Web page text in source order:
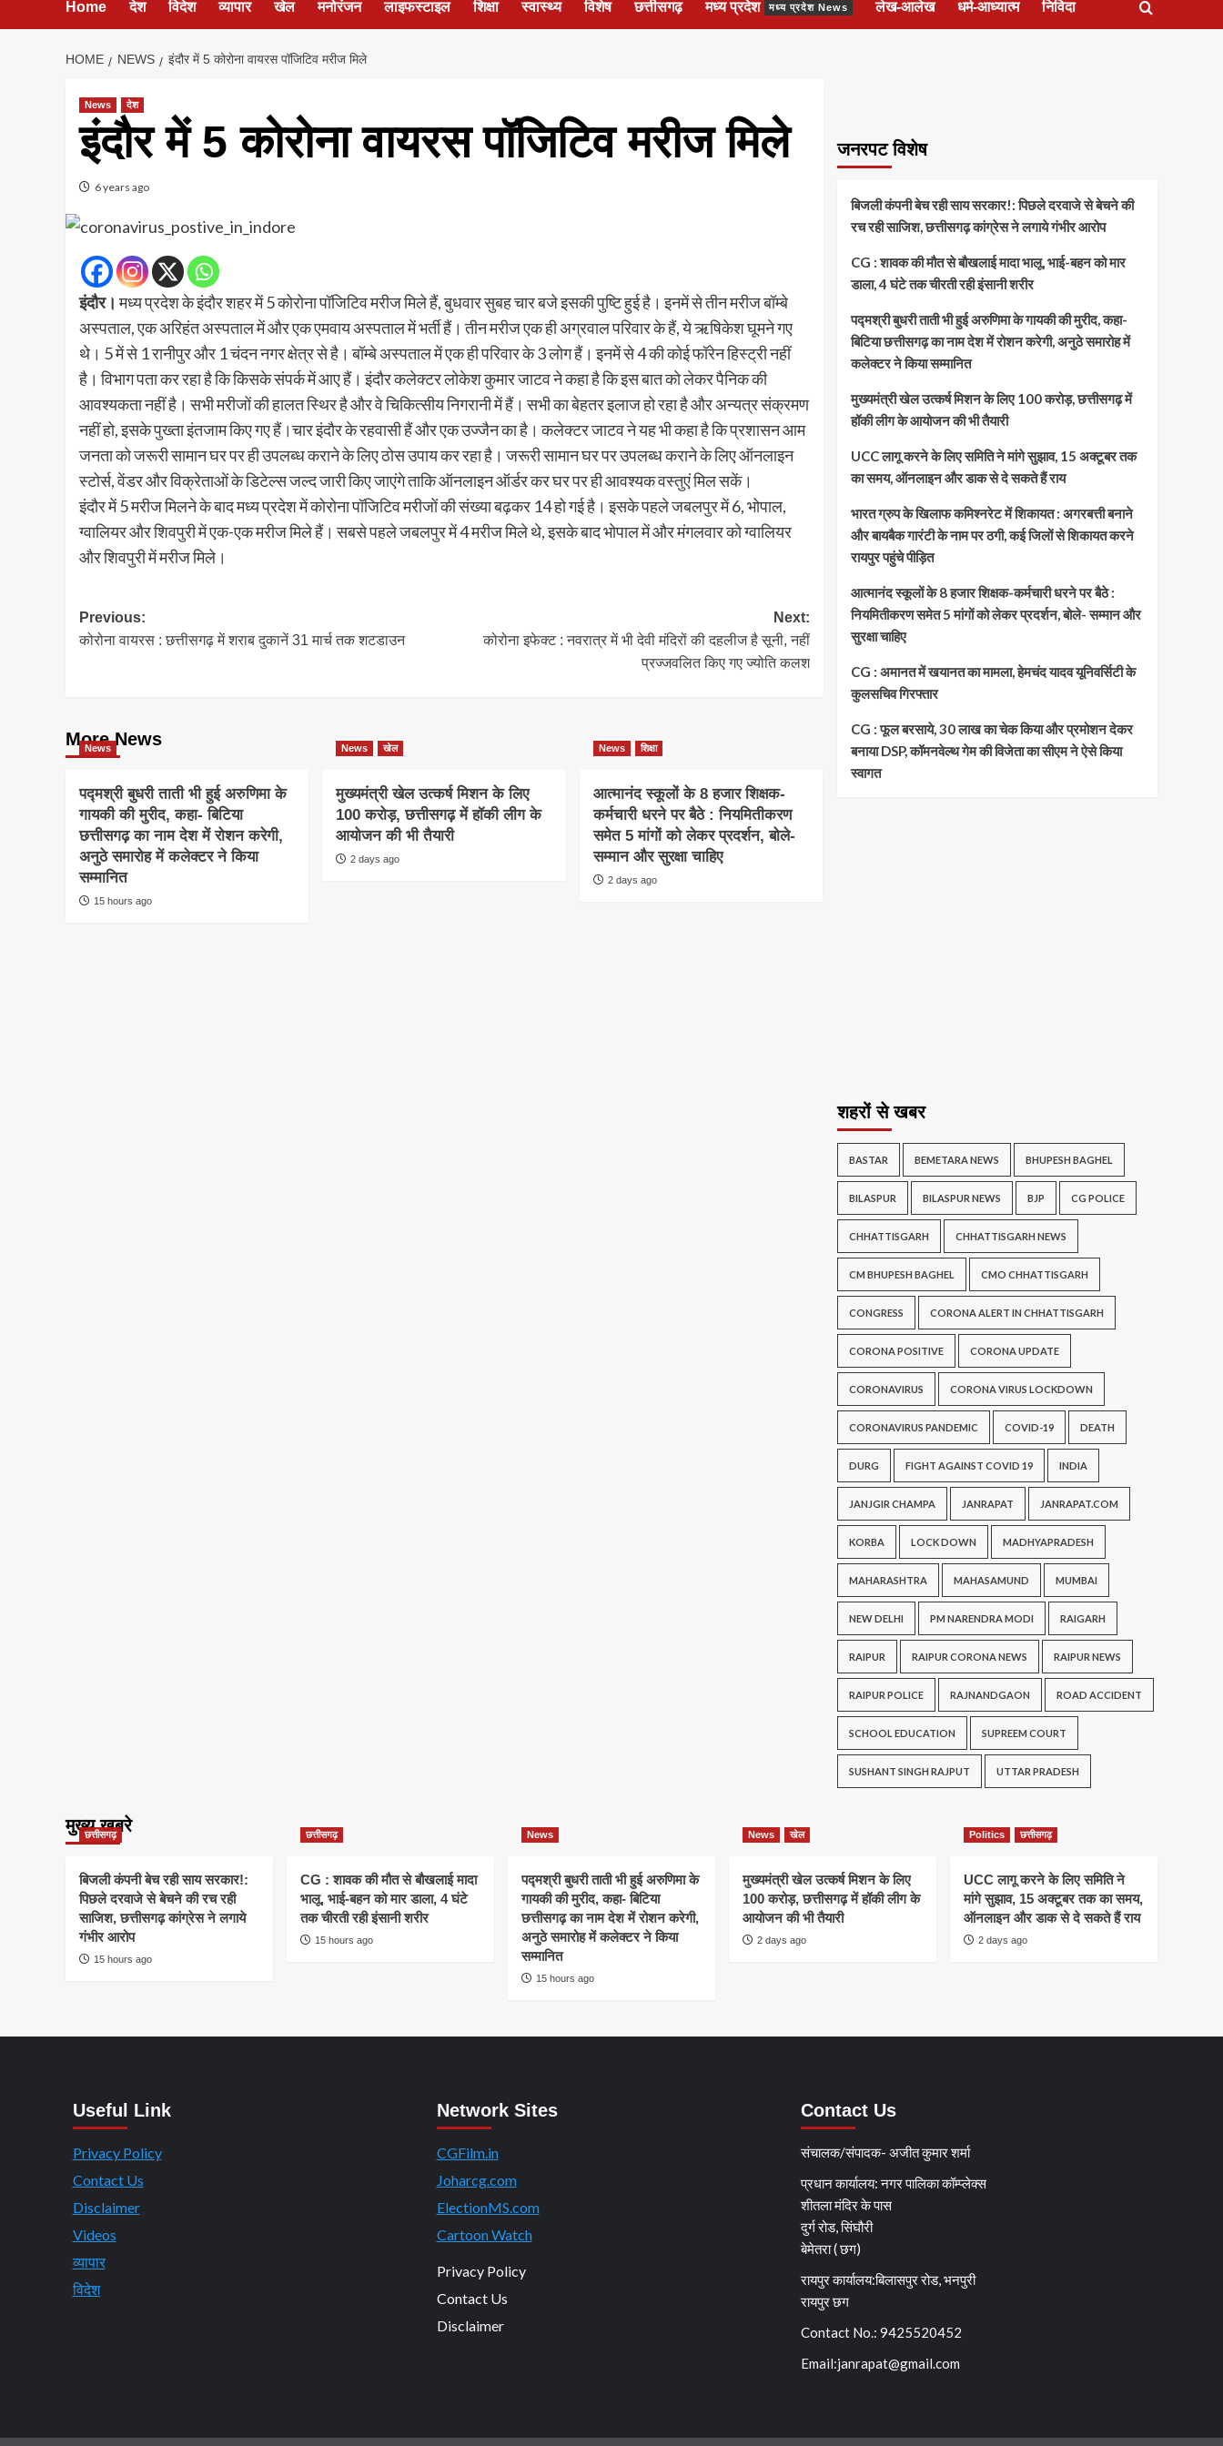
Home देश विदेश व्यापार खेल मनोरंजन लाइफस्टाइल शिक्षा स्वास्थ्य विशेष छत्तीसगढ़ मध्य प्रदेश मध्य प्रदेश News लेख-आलेख धर्म-आध्यात्म निविदा
HOME NEWS इंदौर में 5 कोरोना वायरस पॉजिटिव मरीज मिले
News देश
इंदौर में 5 कोरोना वायरस पॉजिटिव मरीज मिले
6 years ago
इंदौर।मध्य प्रदेश के इंदौर शहर में 5 कोरोना पॉजिटिव मरीज मिले हैं, बुधवार सुबह चार बजे इसकी पुष्टि हुई है। इनमें से तीन मरीज बॉम्बे
अस्पताल, एक अरिहंत अस्पताल में और एक एमवाय अस्पताल में भर्ती हैं। तीन मरीज एक ही अग्रवाल परिवार के हैं, ये ऋषिकेश घूमने गए
थे। 5 में से 1 रानीपुर और 1 चंदन नगर क्षेत्र से है। बॉम्बे अस्पताल में एक ही परिवार के 3 लोग हैं। इनमें से 4 की कोई फॉरेन हिस्ट्री नहीं
है। विभाग पता कर रहा है कि किसके संपर्क में आए हैं। इंदौर कलेक्टर लोकेश कुमार जाटव ने कहा है कि इस बात को लेकर पैनिक की
आवश्यकता नहीं है। सभी मरीजों की हालत स्थिर है और वे चिकित्सीय निगरानी में हैं। सभी का बेहतर इलाज हो रहा है और अन्यत्र संक्रमण
नहीं हो, इसके पुख्ता इंतजाम किए गए हैं।चार इंदौर के रहवासी हैं और एक उज्जैन का है। कलेक्टर जाटव ने यह भी कहा है कि प्रशासन आम
जनता को जरूरी सामान घर पर ही उपलब्ध कराने के लिए ठोस उपाय कर रहा है। जरूरी सामान घर पर उपलब्ध कराने के लिए ऑनलाइन
स्टोर्स, वेंडर और विक्रेताओं के डिटेल्स जल्द जारी किए जाएंगे ताकि ऑनलाइन ऑर्डर कर घर पर ही आवश्यक वस्तुएं मिल सकें।
इंदौर में 5 मरीज मिलने के बाद मध्य प्रदेश में कोरोना पॉजिटिव मरीजों की संख्या बढ़कर 14 हो गई है। इसके पहले जबलपुर में 6, भोपाल,
ग्वालियर और शिवपुरी में एक-एक मरीज मिले हैं। सबसे पहले जबलपुर में 4 मरीज मिले थे, इसके बाद भोपाल में और मंगलवार को ग्वालियर
और शिवपुरी में मरीज मिले।
Post
navigation
Previous:
कोरोना वायरस : छत्तीसगढ़ में शराब दुकानें 31 मार्च तक शटडाउन
Next:
कोरोना इफेक्ट : नवरात्र में भी देवी मंदिरों की दहलीज है सूनी, नहीं
प्रज्जवलित किए गए ज्योति कलश
More News
News
पद्मश्री बुधरी ताती भी हुई अरुणिमा के
गायकी की मुरीद, कहा- बिटिया
छत्तीसगढ़ का नाम देश में रोशन करेगी,
अनुठे समारोह में कलेक्टर ने किया
सम्मानित
15 hours ago
News खेल
मुख्यमंत्री खेल उत्कर्ष मिशन के लिए
100 करोड़, छत्तीसगढ़ में हॉकी लीग के
आयोजन की भी तैयारी
2 days ago
News शिक्षा
आत्मानंद स्कूलों के 8 हजार शिक्षक-
कर्मचारी धरने पर बैठे : नियमितीकरण
समेत 5 मांगों को लेकर प्रदर्शन, बोले-
सम्मान और सुरक्षा चाहिए
2 days ago
जनरपट विशेष
बिजली कंपनी बेच रही साय सरकार!: पिछले दरवाजे से बेचने की
रच रही साजिश, छत्तीसगढ़ कांग्रेस ने लगाये गंभीर आरोप
CG : शावक की मौत से बौखलाई मादा भालू, भाई-बहन को मार
डाला, 4 घंटे तक चीरती रही इंसानी शरीर
पद्मश्री बुधरी ताती भी हुई अरुणिमा के गायकी की मुरीद, कहा-
बिटिया छत्तीसगढ़ का नाम देश में रोशन करेगी, अनुठे समारोह में
कलेक्टर ने किया सम्मानित
मुख्यमंत्री खेल उत्कर्ष मिशन के लिए 100 करोड़, छत्तीसगढ़ में
हॉकी लीग के आयोजन की भी तैयारी
UCC लागू करने के लिए समिति ने मांगे सुझाव, 15 अक्टूबर तक
का समय, ऑनलाइन और डाक से दे सकते हैं राय
भारत ग्रुप के खिलाफ कमिश्नरेट में शिकायत : अगरबत्ती बनाने
और बायबैक गारंटी के नाम पर ठगी, कई जिलों से शिकायत करने
रायपुर पहुंचे पीड़ित
आत्मानंद स्कूलों के 8 हजार शिक्षक-कर्मचारी धरने पर बैठे :
नियमितीकरण समेत 5 मांगों को लेकर प्रदर्शन, बोले- सम्मान और
सुरक्षा चाहिए
CG : अमानत में खयानत का मामला, हेमचंद यादव यूनिवर्सिटी के
कुलसचिव गिरफ्तार
CG : फूल बरसाये, 30 लाख का चेक किया और प्रमोशन देकर
बनाया DSP, कॉमनवेल्थ गेम की विजेता का सीएम ने ऐसे किया
स्वागत
शहरों से खबर
BASTAR BEMETARA NEWS BHUPESH BAGHEL
BILASPUR BILASPUR NEWS BJP CG POLICE
CHHATTISGARH CHHATTISGARH NEWS
CM BHUPESH BAGHEL CMO CHHATTISGARH
CONGRESS CORONA ALERT IN CHHATTISGARH
CORONA POSITIVE CORONA UPDATE
CORONAVIRUS CORONA VIRUS LOCKDOWN
CORONAVIRUS PANDEMIC COVID-19 DEATH
DURG FIGHT AGAINST COVID 19 INDIA
JANJGIR CHAMPA JANRAPAT JANRAPAT.COM
KORBA LOCK DOWN MADHYAPRADESH
MAHARASHTRA MAHASAMUND MUMBAI
NEW DELHI PM NARENDRA MODI RAIGARH
RAIPUR RAIPUR CORONA NEWS RAIPUR NEWS
RAIPUR POLICE RAJNANDGAON ROAD ACCIDENT
SCHOOL EDUCATION SUPREEM COURT
SUSHANT SINGH RAJPUT UTTAR PRADESH
मुख्य खबरे
छत्तीसगढ़
बिजली कंपनी बेच रही साय सरकार!:
पिछले दरवाजे से बेचने की रच रही
साजिश, छत्तीसगढ़ कांग्रेस ने लगाये
गंभीर आरोप
15 hours ago
छत्तीसगढ़
CG : शावक की मौत से बौखलाई मादा
भालू, भाई-बहन को मार डाला, 4 घंटे
तक चीरती रही इंसानी शरीर
15 hours ago
News
पद्मश्री बुधरी ताती भी हुई अरुणिमा के
गायकी की मुरीद, कहा- बिटिया
छत्तीसगढ़ का नाम देश में रोशन करेगी,
अनुठे समारोह में कलेक्टर ने किया
सम्मानित
15 hours ago
News खेल
मुख्यमंत्री खेल उत्कर्ष मिशन के लिए
100 करोड़, छत्तीसगढ़ में हॉकी लीग के
आयोजन की भी तैयारी
2 days ago
Politics छत्तीसगढ़
UCC लागू करने के लिए समिति ने
मांगे सुझाव, 15 अक्टूबर तक का समय,
ऑनलाइन और डाक से दे सकते हैं राय
2 days ago
Useful Link
Privacy Policy
Contact Us
Disclaimer
Videos
व्यापार
विदेश
Network Sites
CGFilm.in
Joharcg.com
ElectionMS.com
Cartoon Watch
Privacy Policy
Contact Us
Disclaimer
Contact Us
संचालक/संपादक- अजीत कुमार शर्मा
प्रधान कार्यालय: नगर पालिका कॉम्प्लेक्स
शीतला मंदिर के पास
दुर्ग रोड, सिंघौरी
बेमेतरा ( छग)
रायपुर कार्यालय:बिलासपुर रोड, भनपुरी
रायपुर छग
Contact No.: 9425520452
Email:janrapat@gmail.com